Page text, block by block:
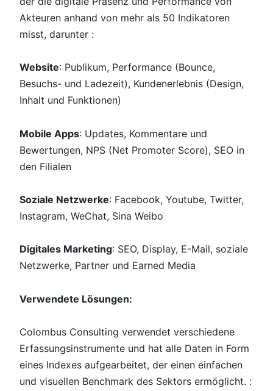
Akteuren anhand von mehr als 50 Indikatoren
misst, darunter :
Website: Publikum, Performance (Bounce,
Besuchs- und Ladezeit), Kundenerlebnis (Design,
Inhalt und Funktionen)
Mobile Apps: Updates, Kommentare und
Bewertungen, NPS (Net Promoter Score), SEO in
den Filialen
Soziale Netzwerke: Facebook, Youtube, Twitter,
Instagram, WeChat, Sina Weibo
Digitales Marketing: SEO, Display, E-Mail, soziale
Netzwerke, Partner und Earned Media
Verwendete Lösungen:
Colombus Consulting verwendet verschiedene
Erfassungsinstrumente und hat alle Daten in Form
eines Indexes aufgearbeitet, der einen einfachen
und visuellen Benchmark des Sektors ermöglicht. :